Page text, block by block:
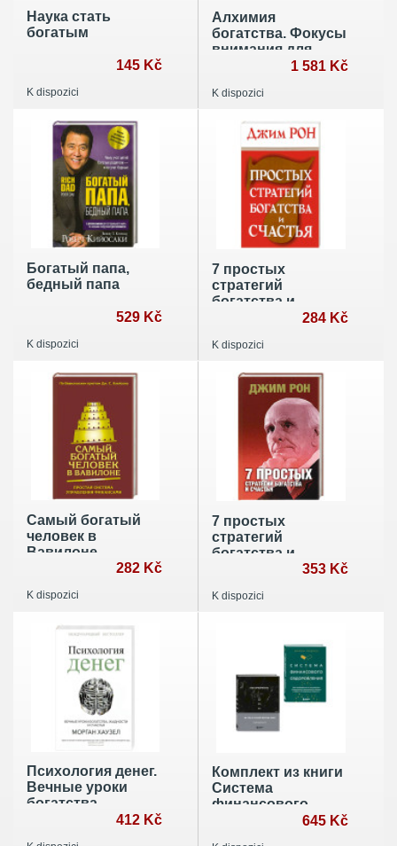
Наука стать
богатым
145 Kč
K dispozici
Алхимия
богатства. Фокусы
внимания для
богатства и1 581 Kč
K dispozici
Богатый папа,
бедный папа
529 Kč
K dispozici
7 простых
стратегий
богатства и
284 Kč
K dispozici
Самый богатый
человек в
Вавилоне.
Простая система
финансами. 365
282 Kč
K dispozici
7 простых
стратегий
богатства и
353 Kč
K dispozici
Психология денег.
Вечные уроки
богатства
412 Kč
Комплект из книги
Система
финансового
оздоровления и645 Kč